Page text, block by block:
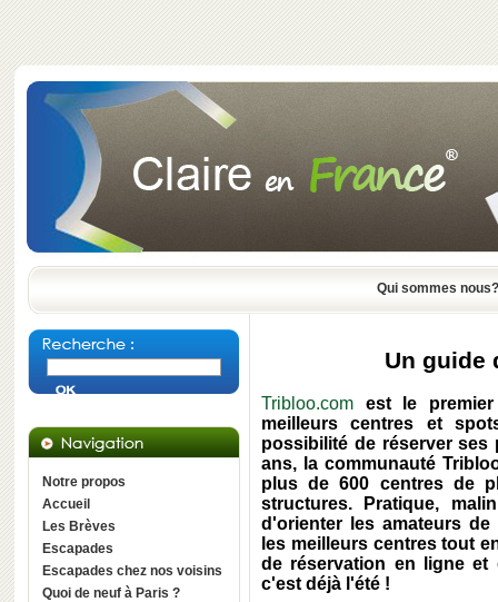
Qui sommes nous?
Notre propos
Accueil
Les Brèves
Escapades
Escapades chez nos voisins
Quoi de neuf à Paris ?
Un guide
Tribloo.com est le
meilleurs centres et
possibilité de réserver ses
ans, la communauté
plus de 600 centres de
structures. Pratique,
d'orienter les amateurs
les meilleurs centres tout
de réservation en ligne
c'est déjà l'été !